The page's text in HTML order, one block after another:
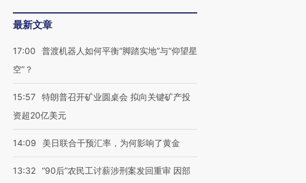
最新文章
17:00
普渡机器人如何平衡“脚踏实地”与“仰望星
空”？
15:57 特朗普召开矿业圆桌会 拟向关键矿产投
资超20亿美元
14:09 美日联合干预汇率，为何影响了黄金
13:32 “90后”农民工讨薪涉刑案发回重审 因部